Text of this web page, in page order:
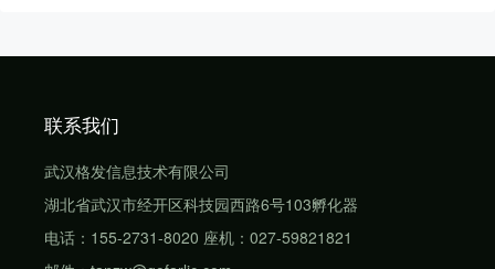
联系我们
武汉格发信息技术有限公司
湖北省武汉市经开区科技园西路6号103孵化器
电话：155-2731-8020 座机：027-59821821